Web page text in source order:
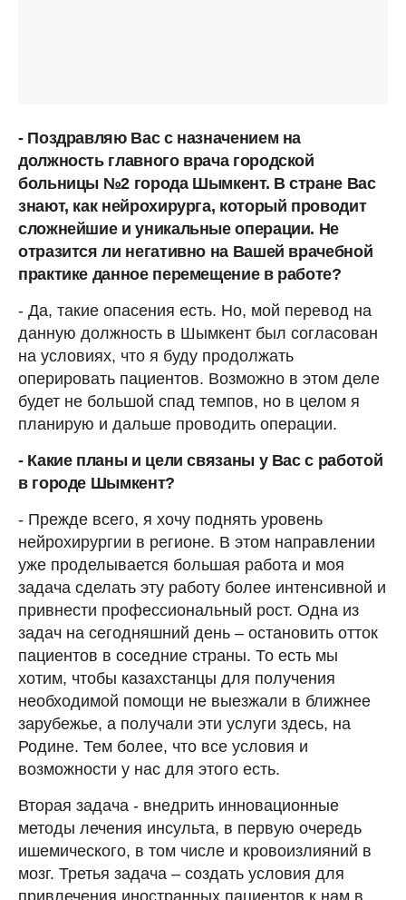
- Поздравляю Вас с назначением на
должность главного врача городской
больницы №2 города Шымкент. В стране Вас
знают, как нейрохирурга, который проводит
сложнейшие и уникальные операции. Не
отразится ли негативно на Вашей врачебной
практике данное перемещение в работе?
- Да, такие опасения есть. Но, мой перевод на
данную должность в Шымкент был согласован
на условиях, что я буду продолжать
оперировать пациентов. Возможно в этом деле
будет не большой спад темпов, но в целом я
планирую и дальше проводить операции.
- Какие планы и цели связаны у Вас с работой
в городе Шымкент?
- Прежде всего, я хочу поднять уровень
нейрохирургии в регионе. В этом направлении
уже проделывается большая работа и моя
задача сделать эту работу более интенсивной и
привнести профессиональный рост. Одна из
задач на сегодняшний день – остановить отток
пациентов в соседние страны. То есть мы
хотим, чтобы казахстанцы для получения
необходимой помощи не выезжали в ближнее
зарубежье, а получали эти услуги здесь, на
Родине. Тем более, что все условия и
возможности у нас для этого есть.
Вторая задача - внедрить инновационные
методы лечения инсульта, в первую очередь
ишемического, в том числе и кровоизлияний в
мозг. Третья задача – создать условия для
привлечения иностранных пациентов к нам в